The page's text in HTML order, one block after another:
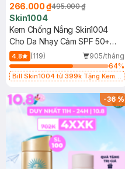
266.000 ₫495.000 ₫
Skin1004
Kem Chống Nắng Skin1004
Cho Da Nhạy Cảm SPF 50+
50ml
4.8 (119)
905/tháng
64%
Bill Skin1004 từ 399k Tặng Kem
SPF 50+ 20ml (SL Có Hạn)
-36%